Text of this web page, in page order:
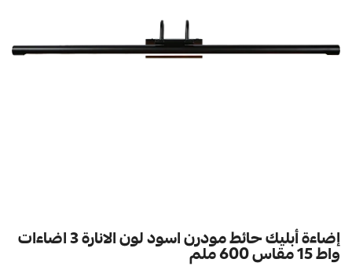
إضاءة أبليك حائط مودرن اسود لون الانارة 3 اضاءات
واط 15 مقاس 600 ملم